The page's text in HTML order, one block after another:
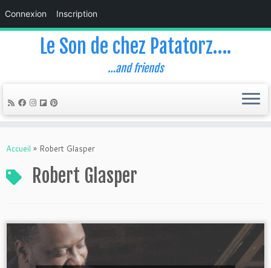
Connexion Inscription
Le Son de chez Patatorz….
…and friends
Accueil » Robert Glasper
Robert Glasper